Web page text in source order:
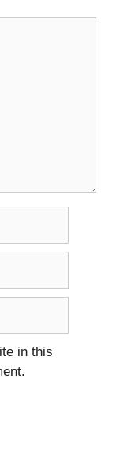
in this